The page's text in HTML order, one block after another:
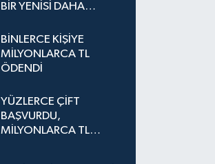
BİR YENİSİ DAHA
BİNLERCE KİŞİYE
MİLYONLARCA TL
ÖDENDİ
YÜZLERCE ÇİFT
BAŞVURDU,
MİLYONLARCA TL